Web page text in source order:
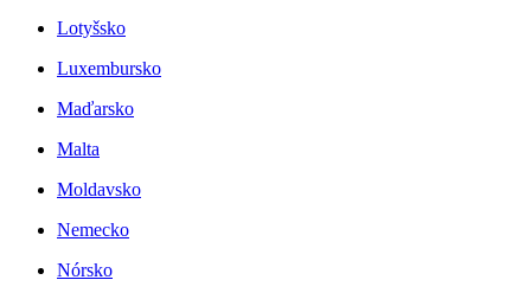
Lotyšsko
Luxembursko
Maďarsko
Malta
Moldavsko
Nemecko
Nórsko